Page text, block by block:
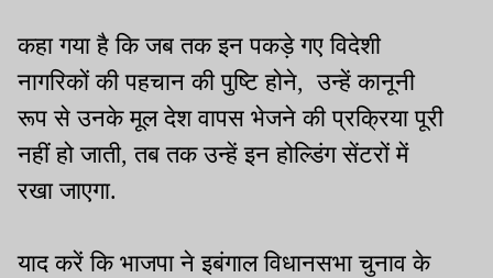
कहा गया है कि जब तक इन पकड़े गए विदेशी
नागरिकों की पहचान की पुष्टि होने, उन्हें कानूनी
रूप से उनके मूल देश वापस भेजने की प्रक्रिया पूरी
नहीं हो जाती, तब तक उन्हें इन होल्डिंग सेंटरों में
रखा जाएगा.
याद करें कि भाजपा ने इबंगाल विधानसभा चुनाव के